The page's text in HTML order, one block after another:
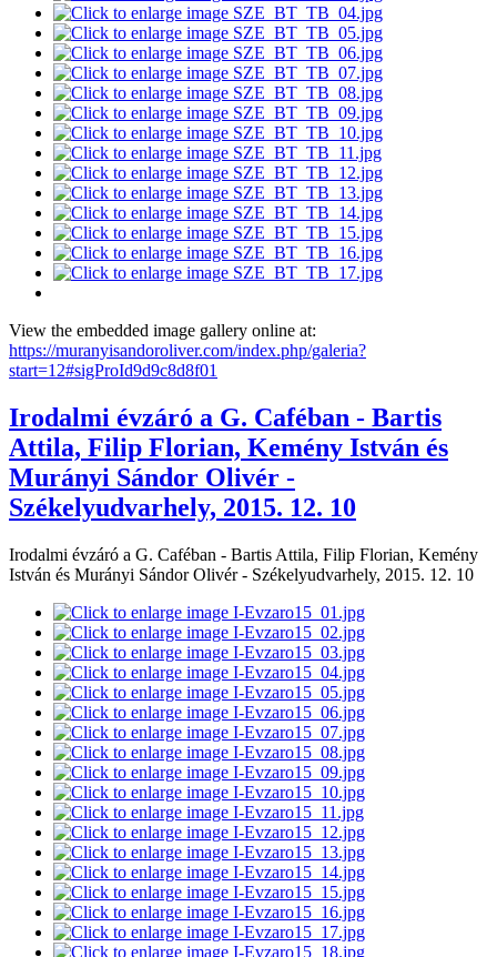
View the embedded image gallery online at:
https://muranyisandoroliver.com/index.php/galeria?
start=12#sigProId9d9c8d8f01
Irodalmi évzáró a G. Caféban - Bartis
Attila, Filip Florian, Kemény István és
Murányi Sándor Olivér -
Székelyudvarhely, 2015. 12. 10
Irodalmi évzáró a G. Caféban - Bartis Attila, Filip Florian, Kemény
István és Murányi Sándor Olivér - Székelyudvarhely, 2015. 12. 10